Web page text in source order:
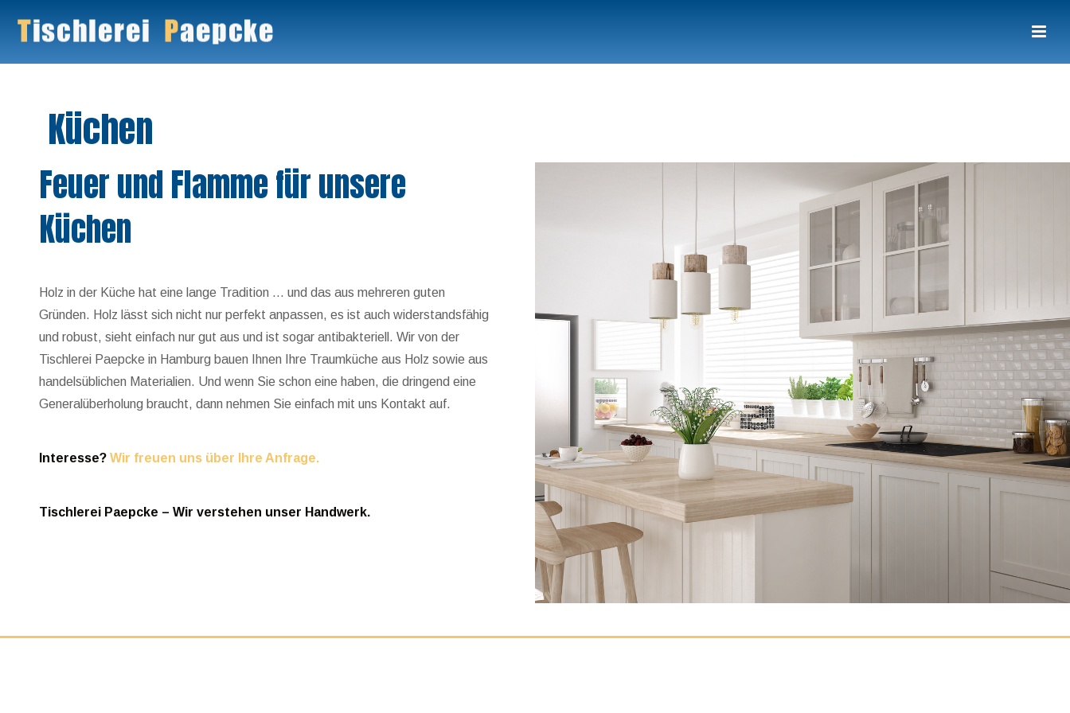
Küchen
Feuer und Flamme für unsere
Küchen
Holz in der Küche hat eine lange Tradition … und das aus mehreren guten
Gründen. Holz lässt sich nicht nur perfekt anpassen, es ist auch widerstandsfähig
und robust, sieht einfach nur gut aus und ist sogar antibakteriell. Wir von der
Tischlerei Paepcke in Hamburg bauen Ihnen Ihre Traumküche aus Holz sowie aus
handelsüblichen Materialien. Und wenn Sie schon eine haben, die dringend eine
Generalüberholung braucht, dann nehmen Sie einfach mit uns Kontakt auf.
Interesse? Wir freuen uns über Ihre Anfrage.
Tischlerei Paepcke – Wir verstehen unser Handwerk.